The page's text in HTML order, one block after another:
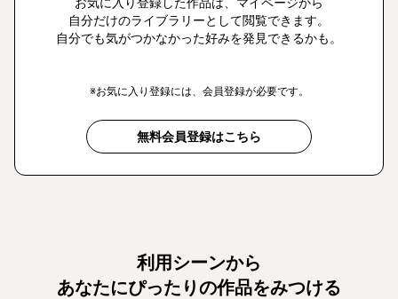
自分だけのライブラリーとして閲覧できます。
自分でも気がつかなかった好みを発見できるかも。
※お気に入り登録には、会員登録が必要です。
無料会員登録はこちら
利用シーンから
あなたにぴったりの作品をみつける